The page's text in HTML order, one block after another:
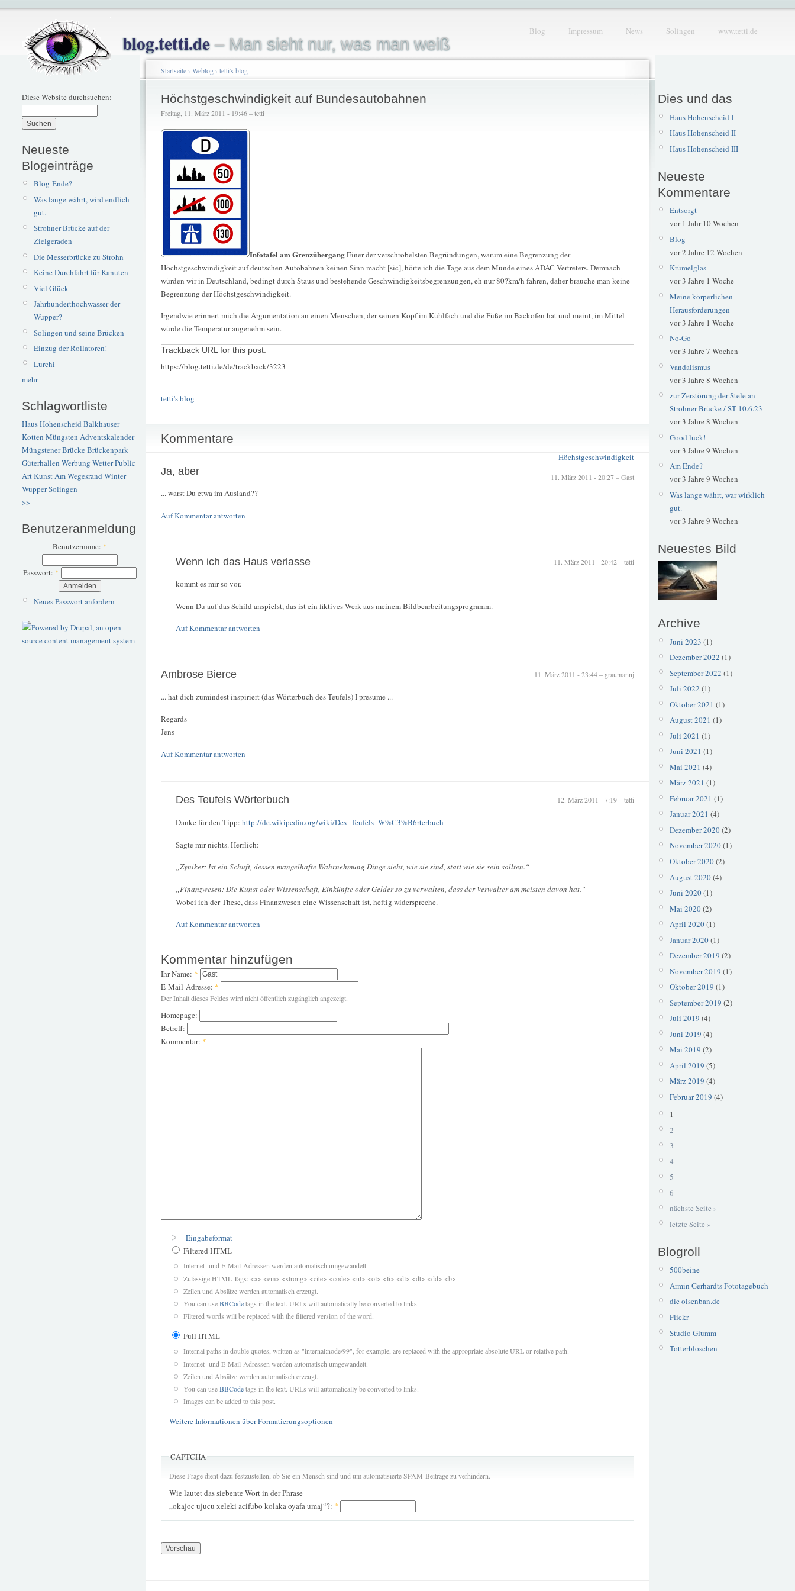
blog.tetti.de– Man sieht nur, was man weiß
Blog Impressum News Solingen www.tetti.de
Diese Website durchsuchen:
Neueste
Blogeinträge
Blog-Ende?
Was lange währt, wird endlich
gut.
Strohner Brücke auf der
Zielgeraden
Die Messerbrücke zu Strohn
Keine Durchfahrt für Kanuten
Viel Glück
Jahrhunderthochwasser der
Wupper?
Solingen und seine Brücken
Einzug der Rollatoren!
Lurchi
mehr
Schlagwortliste
Haus Hohenscheid Balkhauser
Kotten Müngsten Adventskalender
Müngstener BrückeBrückenpark
Güterhallen Werbung WetterPublic
ArtKunstAm Wegesrand Winter
WupperSolingen
>>
Benutzeranmeldung
Benutzername: *
Passwort: *
Neues Passwort anfordern
Startseite› Weblog› tetti's blog
Höchstgeschwindigkeit auf Bundesautobahnen
Freitag, 11. März 2011 - 19:46 – tetti
Infotafel am GrenzübergangEiner der verschrobelsten Begründungen, warum eine Begrenzung der
Höchstgeschwindigkeit auf deutschen Autobahnen keinen Sinn macht [sic], hörte ich die Tage aus dem Munde eines ADAC-Vertreters. Demnach
würden wir in Deutschland, bedingt durch Staus und bestehende Geschwindigkeitsbegrenzungen, eh nur 80?km/h fahren, daher brauche man keine
Begrenzung der Höchstgeschwindigkeit.
Irgendwie erinnert mich die Argumentation an einen Menschen, der seinen Kopf im Kühlfach und die Füße im Backofen hat und meint, im Mittel
würde die Temperatur angenehm sein.
Trackback URL for this post:
https://blog.tetti.de/de/trackback/3223
tetti's blog
Höchstgeschwindigkeit
Kommentare
11. März 2011 - 20:27 – Gast
Ja, aber
... warst Du etwa im Ausland??
Auf Kommentar antworten
11. März 2011 - 20:42 – tetti
Wenn ich das Haus verlasse
kommt es mir so vor.
Wenn Du auf das Schild anspielst, das ist ein fiktives Werk aus meinem Bildbearbeitungsprogramm.
Auf Kommentar antworten
11. März 2011 - 23:44 – graumannj
Ambrose Bierce
... hat dich zumindest inspiriert (das Wörterbuch des Teufels) I presume ...
Regards
Jens
Auf Kommentar antworten
12. März 2011 - 7:19 – tetti
Des Teufels Wörterbuch
Danke für den Tipp: http://de.wikipedia.org/wiki/Des_Teufels_W%C3%B6rterbuch
Sagte mir nichts. Herrlich:
„Zyniker: Ist ein Schuft, dessen mangelhafte Wahrnehmung Dinge sieht, wie sie sind, statt wie sie sein sollten.“
„Finanzwesen: Die Kunst oder Wissenschaft, Einkünfte oder Gelder so zu verwalten, dass der Verwalter am meisten davon hat.“
Wobei ich der These, dass Finanzwesen eine Wissenschaft ist, heftig widerspreche.
Auf Kommentar antworten
Kommentar hinzufügen
Ihr Name: *
E-Mail-Adresse: *
Der Inhalt dieses Feldes wird nicht öffentlich zugänglich angezeigt.
Homepage:
Betreff:
Kommentar: *
Eingabeformat
Filtered HTML
Internet- und E-Mail-Adressen werden automatisch umgewandelt.
Zulässige HTML-Tags: <a> <em> <strong> <cite> <code> <ul> <ol> <li> <dl> <dt> <dd> <b>
Zeilen und Absätze werden automatisch erzeugt.
You can useBBCodetags in the text. URLs will automatically be converted to links.
Filtered words will be replaced with the filtered version of the word.
Full HTML
Internal paths in double quotes, written as "internal:node/99", for example, are replaced with the appropriate absolute URL or relative path.
Internet- und E-Mail-Adressen werden automatisch umgewandelt.
Zeilen und Absätze werden automatisch erzeugt.
You can useBBCodetags in the text. URLs will automatically be converted to links.
Images can be added to this post.
Weitere Informationen über Formatierungsoptionen
CAPTCHA
Diese Frage dient dazu festzustellen, ob Sie ein Mensch sind und um automatisierte SPAM-Beiträge zu verhindern.
Wie lautet das siebente Wort in der Phrase
„okajoc ujucu xeleki acifubo kolaka oyafa umaj“?: *
Dies und das
Haus Hohenscheid I
Haus Hohenscheid II
Haus Hohenscheid III
Neueste
Kommentare
Entsorgt
vor 1 Jahr 10 Wochen
Blog
vor 2 Jahre 12 Wochen
Krümelglas
vor 3 Jahre 1 Woche
Meine körperlichen
Herausforderungen
vor 3 Jahre 1 Woche
No-Go
vor 3 Jahre 7 Wochen
Vandalismus
vor 3 Jahre 8 Wochen
zur Zerstörung der Stele an
Strohner Brücke / ST 10.6.23
vor 3 Jahre 8 Wochen
Good luck!
vor 3 Jahre 9 Wochen
Am Ende?
vor 3 Jahre 9 Wochen
Was lange währt, war wirklich
gut.
vor 3 Jahre 9 Wochen
Neuestes Bild
Archive
Juni 2023 (1)
Dezember 2022 (1)
September 2022 (1)
Juli 2022 (1)
Oktober 2021 (1)
August 2021 (1)
Juli 2021 (1)
Juni 2021 (1)
Mai 2021 (4)
März 2021 (1)
Februar 2021 (1)
Januar 2021 (4)
Dezember 2020(2)
November 2020(1)
Oktober 2020(2)
August 2020(4)
Juni 2020(1)
Mai 2020(2)
April 2020(1)
Januar 2020(1)
Dezember 2019 (2)
November 2019 (1)
Oktober 2019 (1)
September 2019 (2)
Juli 2019 (4)
Juni 2019 (4)
Mai 2019 (2)
April 2019 (5)
März 2019 (4)
Februar 2019 (4)
1
2
3
4
5
6
nächste Seite ›
letzte Seite »
Blogroll
500beine
Armin Gerhardts Fototagebuch
die olsenban.de
Flickr
Studio Glumm
Totterbloschen